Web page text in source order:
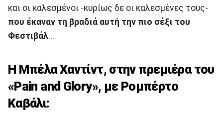
και οι καλεσμένοι -κυρίως δε οι καλεσμένες τους-
που έκαναν τη βραδιά αυτή την πιο σέξι του
Φεστιβάλ...
Η Μπέλα Χαντίντ, στην πρεμιέρα του
«Pain and Glory», με Ρομπέρτο
Καβάλι: